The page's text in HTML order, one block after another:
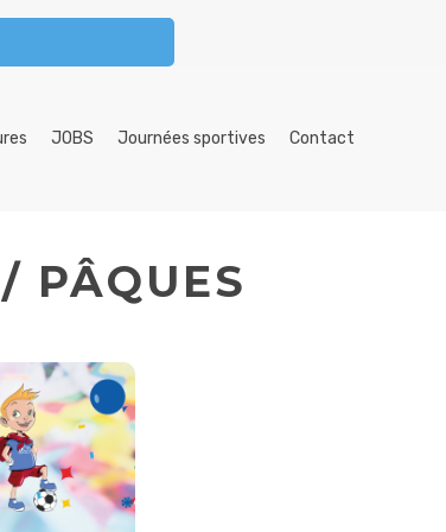
JOBS Journées sportives Contact
PÂQUES